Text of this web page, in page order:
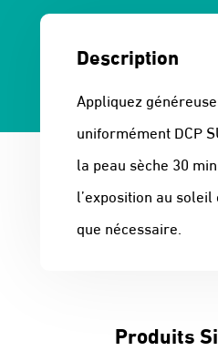
Description
Appliquez
uniformément DCP
la peau sèche 30
l’exposition au
que nécessaire.
Produits